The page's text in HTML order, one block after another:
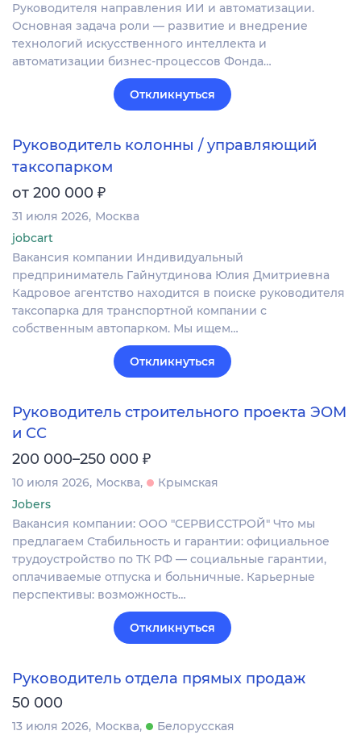
Руководителя направления ИИ и автоматизации.
Основная задача роли — развитие и внедрение
технологий искусственного интеллекта и
автоматизации бизнес-процессов Фонда…
Откликнуться
Руководитель колонны / управляющий
таксопарком
от 200 000 ₽
31 июля 2026 Москва
jobcart
Вакансия компании Индивидуальный
предприниматель Гайнутдинова Юлия Дмитриевна
Кадровое агентство находится в поиске руководителя
таксопарка для транспортной компании с
собственным автопарком. Мы ищем…
Откликнуться
Руководитель строительного проекта ЭОМ
и СС
200 000–250 000 ₽
10 июля 2026 Москва
Крымская
Jobers
Вакансия компании: ООО "СЕРВИССТРОЙ" Что мы
предлагаем Стабильность и гарантии: официальное
трудоустройство по ТК РФ — социальные гарантии,
оплачиваемые отпуска и больничные. Карьерные
перспективы: возможность…
Откликнуться
Руководитель отдела прямых продаж
50 000
13 июля 2026 Москва
Белорусская